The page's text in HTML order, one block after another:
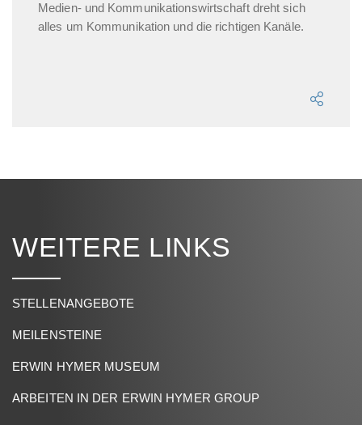
Medien- und Kommunikationswirtschaft dreht sich
alles um Kommunikation und die richtigen Kanäle.
WEITERE LINKS
STELLENANGEBOTE
MEILENSTEINE
ERWIN HYMER MUSEUM
ARBEITEN IN DER ERWIN HYMER GROUP